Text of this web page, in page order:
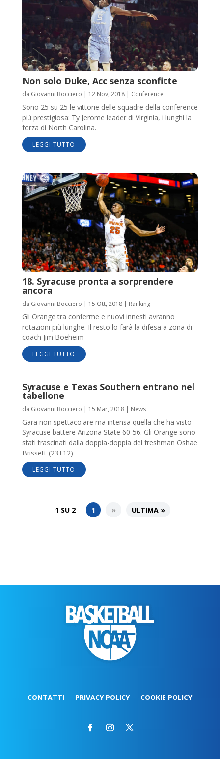
Non solo Duke, Acc senza sconfitte
da Giovanni Bocciero | 12 Nov, 2018| Conference
Sono 25 su 25 le vittorie delle squadre della conference
più prestigiosa: Ty Jerome leader di Virginia, i lunghi la
forza di North Carolina.
LEGGI TUTTO
18. Syracuse pronta a sorprendere
ancora
da Giovanni Bocciero | 15 Ott, 2018| Ranking
Gli Orange tra conferme e nuovi innesti avranno
rotazioni più lunghe. Il resto lo farà la difesa a zona di
coach Jim Boeheim
LEGGI TUTTO
Syracuse e Texas Southern entrano nel
tabellone
da Giovanni Bocciero | 15 Mar, 2018| News
Gara non spettacolare ma intensa quella che ha visto
Syracuse battere Arizona State 60-56. Gli Orange sono
stati trascinati dalla doppia-doppia del freshman Oshae
Brissett (23+12).
LEGGI TUTTO
1 SU 2 1 » ULTIMA »
CONTATTI PRIVACY POLICY COOKIE POLICY